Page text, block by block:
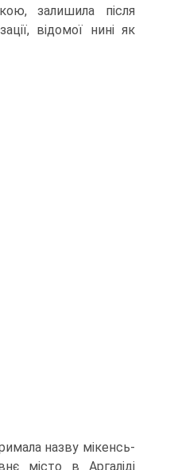
залишила після
відомої нині як
назву мікенсь-
місто в Аргаліді